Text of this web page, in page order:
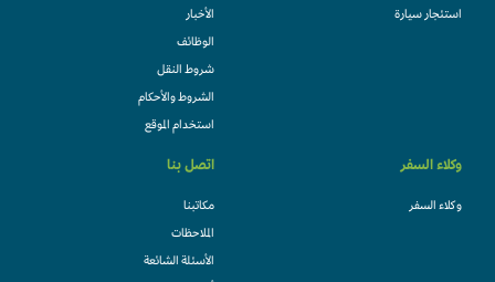
استئجار سيارة الأخبار
الوظائف
شروط النقل
الشروط والأحكام
استخدام الموقع
وكلاء السفر
وكلاء السفر
اتصل بنا
مكاتبنا
الملاحظات
الأسئلة الشائعة